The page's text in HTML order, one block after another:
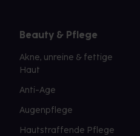
Beauty & Pflege
Akne, unreine & fettige
Haut
Anti-Age
Augenpflege
Hautstraffende Pflege